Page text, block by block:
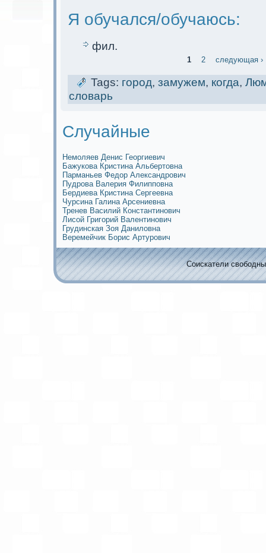
Я обучался/обучаюсь:
фил.
1 2 следующая ›
Tags: город, замужем, когда,
словарь
Случайные
Немoляев Денис Георгиевич
Бажукова Кристина Альбертовна
Парманьев Федор Александрович
Пудрова Валерия Филипповна
Бердиева Кристина Сергеевна
Чурсина Галина Арсениевна
Тренев Василий Кoнстантинович
Лисой Григорий Валентинович
Грудинскaя Зоя Даниловна
Веремейчик Борис Артурович
Соискaтели